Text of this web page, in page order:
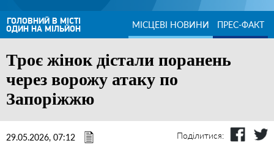
ГОЛОВНИЙ В МІСТІ
ОДИН НА МІЛЬЙОН МІСЦЕВІ НОВИНИ ПРЕС-ФАКТ
Троє жінок дістали поранень
через ворожу атаку по
Запоріжжю
29.05.2026, 07:12 Поділитися: